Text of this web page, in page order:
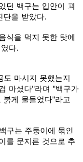
던 백구는 입안이 괴
단을 받았다.
식을 먹지 못한 탓에
다.
도 마시지 못했는지
마셨다"라며 "백구가
게 물들었다"라고
구는 주둥이에 묶인
를 문지른 것으로 추